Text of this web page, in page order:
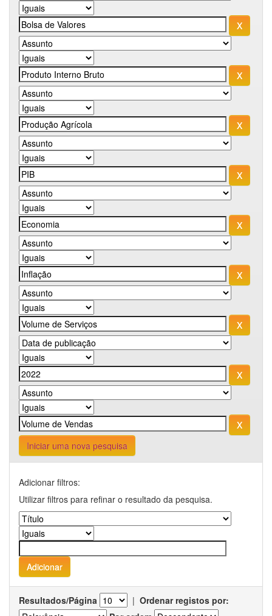
Iniciar uma nova pesquisa
Adicionar filtros:
Utilizar filtros para refinar o resultado da pesquisa.
Resultados/Página | Ordenar registos por: